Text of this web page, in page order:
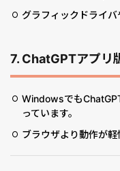
グラフィックドライ
7. ChatGPTアプリ
Windowsでも
っています。
ブラウザより動作が軽